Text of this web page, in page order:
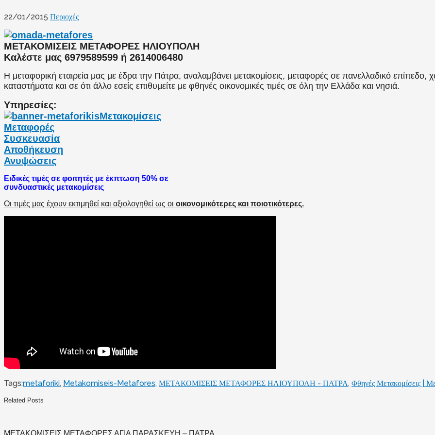
22/01/2015 Περιοχές
ΜΕΤΑΚΟΜΙΣΕΙΣ ΜΕΤΑΦΟΡΕΣ ΗΛΙΟΥΠΟΛΗ
Καλέστε μας 6979589599 ή 2614006480
Η μεταφορική εταιρεία μας με έδρα την Πάτρα, αναλαμβάνει μετακομίσεις, μεταφορές σε πανελλαδικό επίπεδο,
καταστήματα και σε ότι άλλο εσείς επιθυμείτε με φθηνές οικονομικές τιμές σε όλη την Ελλάδα και νησιά.
Υπηρεσίες:
Μετακομίσεις
Μεταφορές
Συσκευασία
Αποθήκευση
Ανυψώσεις
Ειδικές τιμές σε φοιτητές με έκπτωση 50% σε
συνδυαστικές μετακομίσεις
Οι τιμές μας έχουν εκτιμηθεί και αξιολογηθεί ως οι οικονομικότερες και ποιοτικότερες.
Tags:metaforiki, Metakomiseis-Metafores, ΜΕΤΑΚΟΜΙΣΕΙΣ ΜΕΤΑΦΟΡΕΣ ΗΛΙΟΥΠΟΛΗ - ΠΑΤΡΑ, Φθηνές Μετακομίσεις |
Related Posts
ΜΕΤΑΚΟΜΙΣΕΙΣ ΜΕΤΑΦΟΡΕΣ ΑΓΙΑ ΠΑΡΑΣΚΕΥΗ – ΠΑΤΡΑ